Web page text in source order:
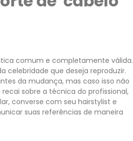
comum e completamente válida.
celebridade que deseja reproduzir.
da mudança, mas caso isso não
sobre a técnica do profissional,
converse com seu hairstylist e
suas referências de maneira